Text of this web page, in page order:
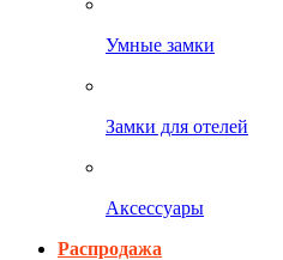
Умные замки
Замки для отелей
Аксессуары
Распродажа